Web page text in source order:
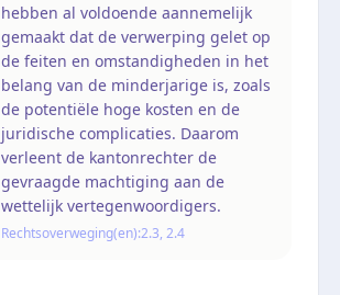
hebben al voldoende aannemelijk
gemaakt dat de verwerping gelet op
de feiten en omstandigheden in het
belang van de minderjarige is, zoals
de potentiële hoge kosten en de
juridische complicaties. Daarom
verleent de kantonrechter de
gevraagde machtiging aan de
wettelijk vertegenwoordigers.
Rechtsoverweging(en):2.3, 2.4